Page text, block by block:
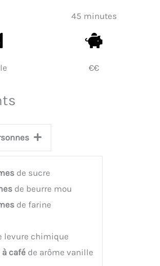
45 minutes
€€
de sucre
de beurre mou
de farine
levure chimique
café de arôme vanille